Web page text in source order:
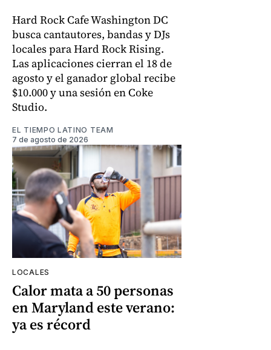
Hard Rock Cafe Washington DC
busca cantautores, bandas y DJs
locales para Hard Rock Rising.
Las aplicaciones cierran el 18 de
agosto y el ganador global recibe
$10.000 y una sesión en Coke
Studio.
EL TIEMPO LATINO TEAM
7 de agosto de 2026
LOCALES
Calor mata a 50 personas
en Maryland este verano:
ya es récord